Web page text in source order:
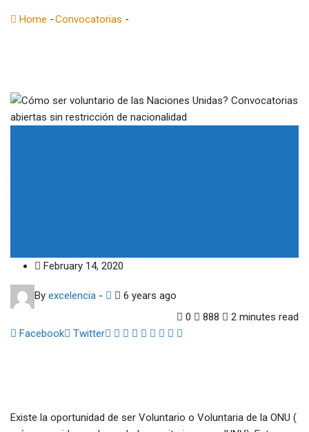
Home -Convocatorias -
February 14, 2020
By excelencia -
6 years ago
0
888
2 minutes read
Facebook
Twitter Google+
LinkedIn
Whatsapp
StumbleUpon
Tumblr
Pinterest
Reddit
Share
Existe la oportunidad de ser Voluntario o Voluntaria de la ONU (